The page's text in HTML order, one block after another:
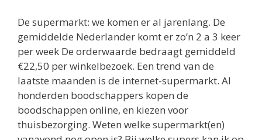
De supermarkt: we komen er al jarenlang. De
gemiddelde Nederlander komt er zo’n 2 a 3 keer
per week De orderwaarde bedraagt gemiddeld
€22,50 per winkelbezoek. Een trend van de
laatste maanden is de internet-supermarkt. Al
honderden boodschappers kopen de
boodschappen online, en kiezen voor
thuisbezorging. Weten welke supermarkt(en)